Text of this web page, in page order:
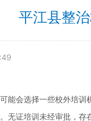
平江县整
能会选择一些校外培
无证培训未经审批，